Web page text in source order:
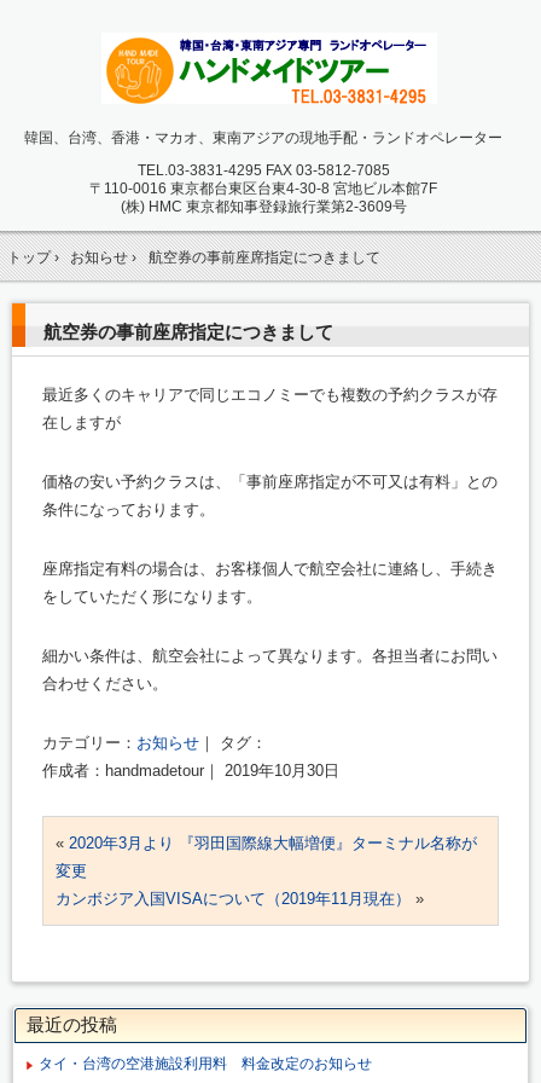
韓国、台湾、香港・マカオ、東南アジアの現地手配・ランドオペレーター
TEL.03-3831-4295 FAX 03-5812-7085
〒110-0016 東京都台東区台東4-30-8 宮地ビル本館7F
(株) HMC 東京都知事登録旅行業第2-3609号
トップ› お知らせ› 航空券の事前座席指定につきまして
航空券の事前座席指定につきまして
最近多くのキャリアで同じエコノミーでも複数の予約クラスが存
在しますが
価格の安い予約クラスは、「事前座席指定が不可又は有料」との
条件になっております。
座席指定有料の場合は、お客様個人で航空会社に連絡し、手続き
をしていただく形になります。
細かい条件は、航空会社によって異なります。各担当者にお問い
合わせください。
カテゴリー： お知らせ ｜ タグ：
作成者：handmadetour｜ 2019年10月30日
« 2020年3月より 『羽田国際線大幅増便』ターミナル名称が
変更
カンボジア入国VISAについて（2019年11月現在）
»
最近の投稿
タイ・台湾の空港施設利用料 料金改定のお知らせ